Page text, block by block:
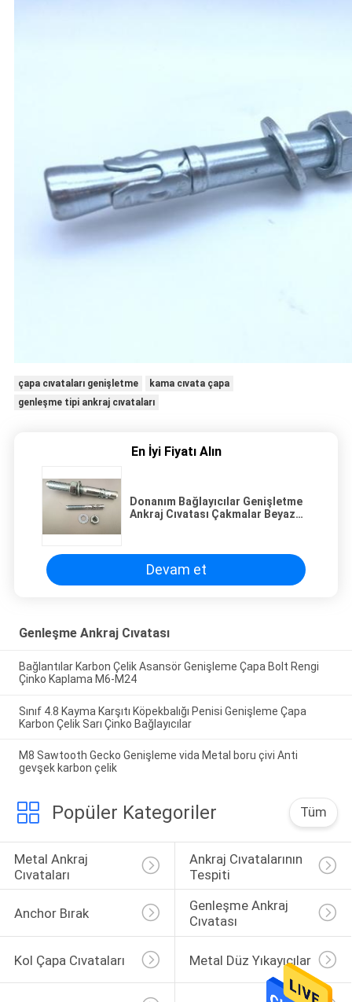
çapa cıvataları genişletme
kama cıvata çapa
genleşme tipi ankraj cıvataları
En İyi Fiyatı Alın
Donanım Bağlayıcılar Genişletme
Ankraj Cıvatası Çakmalar Beyaz
Devam et
Genleşme Ankraj Cıvatası
Bağlantılar Karbon Çelik Asansör Genişleme Çapa Bolt Rengi
Çinko Kaplama M6-M24
Sınıf 4.8 Kayma Karşıtı Köpekbalığı Penisi Genişleme Çapa
Karbon Çelik Sarı Çinko Bağlayıcılar
M8 Sawtooth Gecko Genişleme vida Metal boru çivi Anti
gevşek karbon çelik
Popüler Kategoriler Tüm
Metal Ankraj
Cıvataları
Ankraj Cıvatalarının
Tespiti
Anchor Bırak
Genleşme Ankraj
Cıvatası
Kol Çapa Cıvataları Metal Düz Yıkayıcılar